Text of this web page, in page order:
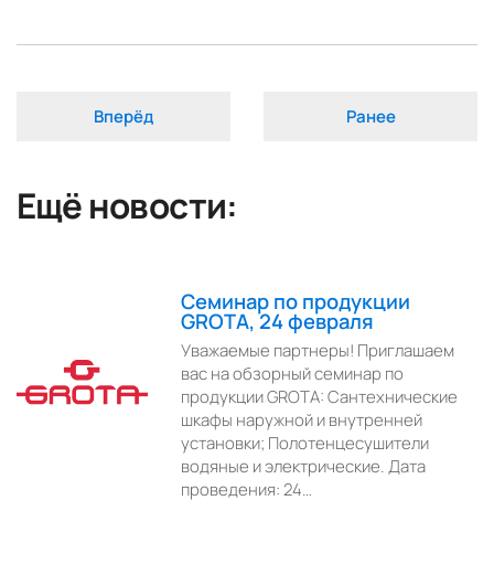
Вперёд Ранее
Ещё новости:
Семинар по продукции
GROTA, 24 февраля
Уважаемые партнеры! Приглашаем
вас на обзорный семинар по
продукции GROTA: Сантехнические
шкафы наружной и внутренней
установки; Полотенцесушители
водяные и электрические. Дата
проведения: 24…